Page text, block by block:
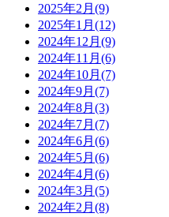
2025年2月(9)
2025年1月(12)
2024年12月(9)
2024年11月(6)
2024年10月(7)
2024年9月(7)
2024年8月(3)
2024年7月(7)
2024年6月(6)
2024年5月(6)
2024年4月(6)
2024年3月(5)
2024年2月(8)